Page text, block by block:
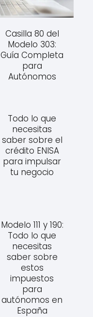
Casilla 80 del
Modelo 303:
Guía Completa
para
Autónomos
Todo lo que
necesitas
saber sobre el
crédito ENISA
para impulsar
tu negocio
Modelo 111 y 190:
Todo lo que
necesitas
saber sobre
estos
impuestos
para
autónomos en
España